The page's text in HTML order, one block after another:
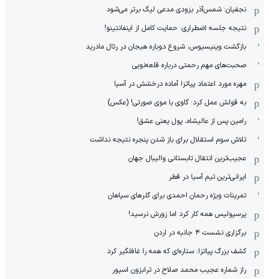
نجفیان: شمس‌آذر بزودی مدعی لیگ برتر می‌شود
نتیجه جلسه اضطراری: حمایت کامل از اینفانتینو!
بازگشت وینیسیوس، شروع دوباره هیجان در رئال مادرید
صحبت‌های مهم رحمتی درباره قلعه‌نویی
مهره مورد اعتماد پیاتزا آماده درخشش در آسیا
به قولش عمل کرد: گاوی با موی صورتی! (عکس)
رامین پس از عالیشاه، پول یعنی عشق!
تلاش سوم استقلال برای باز شدن پنجره نتیجه نداشت
عجیب‌ترین انتقال تابستانی والیبال جهان
ایرانی‌ترین تیم آسیا در قطر
تمرینات ویژه رحمان احمدی برای گلرهای سپاهان
پرسپولیس همه کار کرد اما زورش نرسید!
برگزاری نشست ۴ جانبه در اردن
کشف بزرگ پیاتزا: ستاره‌ای که همه را غافلگیر کرد
راز شماره عجیب محمد صلاح در ترابزون اسپور